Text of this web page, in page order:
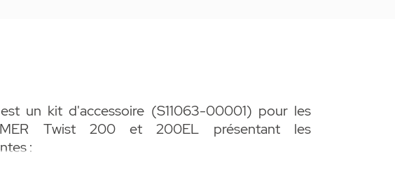
un kit d'accessoire (S11063-00001) pour les
Twist 200 et 200EL présentant les
: